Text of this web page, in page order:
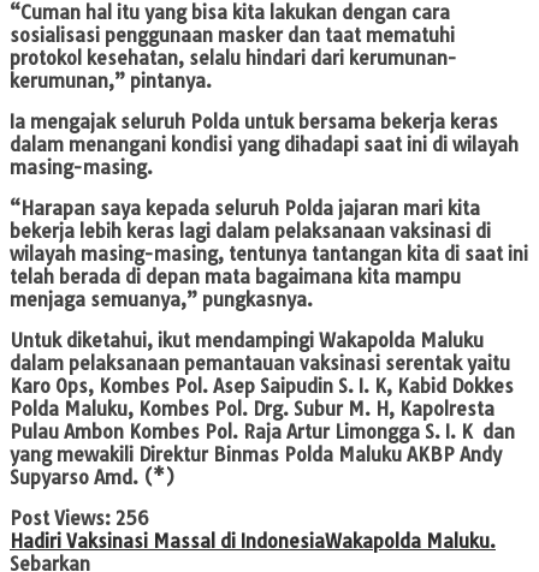
“Cuman hal itu yang bisa kita lakukan dengan cara
sosialisasi penggunaan masker dan taat mematuhi
protokol kesehatan, selalu hindari dari kerumunan-
kerumunan,” pintanya.
Ia mengajak seluruh Polda untuk bersama bekerja keras
dalam menangani kondisi yang dihadapi saat ini di wilayah
masing-masing.
“Harapan saya kepada seluruh Polda jajaran mari kita
bekerja lebih keras lagi dalam pelaksanaan vaksinasi di
wilayah masing-masing, tentunya tantangan kita di saat ini
telah berada di depan mata bagaimana kita mampu
menjaga semuanya,” pungkasnya.
Untuk diketahui, ikut mendampingi Wakapolda Maluku
dalam pelaksanaan pemantauan vaksinasi serentak yaitu
Karo Ops, Kombes Pol. Asep Saipudin S. I. K, Kabid Dokkes
Polda Maluku, Kombes Pol. Drg. Subur M. H, Kapolresta
Pulau Ambon Kombes Pol. Raja Artur Limongga S. I. K dan
yang mewakili Direktur Binmas Polda Maluku AKBP Andy
Supyarso Amd. (*)
Post Views: 256
Hadiri Vaksinasi Massal di IndonesiaWakapolda Maluku.
Sebarkan